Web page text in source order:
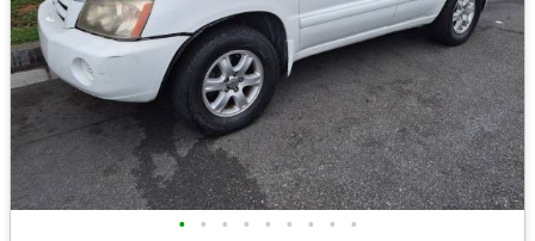
• • • • • • • • •